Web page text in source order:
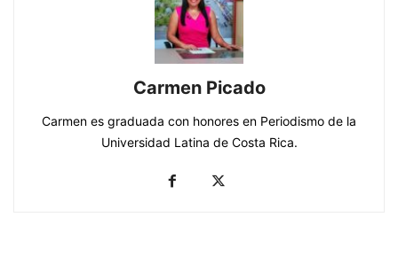
Carmen Picado
Carmen es graduada con honores en Periodismo de la
Universidad Latina de Costa Rica.